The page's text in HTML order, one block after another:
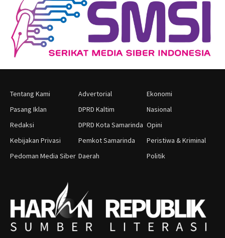
Tentang Kami
Pasang Iklan
Redaksi
Kebijakan Privasi
Pedoman Media Siber
Advertorial
DPRD Kaltim
DPRD Kota Samarinda
Pemkot Samarinda
Daerah
Ekonomi
Nasional
Opini
Peristiwa & Kriminal
Politik